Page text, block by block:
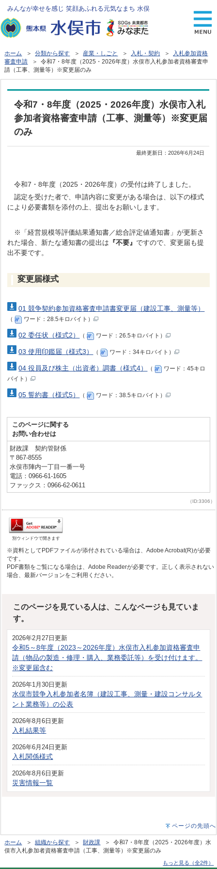
みんなが幸せを感じ 笑顔あふれる元気なまち 水俣
ホーム ＞分類から探す ＞ 産業・しごと ＞ 入札・契約 ＞
入札参加資格
審査申請 ＞ 令和7・8年度（2025・2026年度）水俣市入札参加者資格審査申
請（工事、測量等）※変更届のみ
令和7・8年度（2025・2026年度）水俣市入札
参加者資格審査申請（工事、測量等）※変更届
のみ
最終更新日：2026年6月24日
令和7・8年度（2025・2026年度）の受付は終了しました。
認定を受けた者で、申請内容に変更がある場合は、以下の様式
により必要書類を添付の上、提出をお願いします。
※「経営規模等評価結果通知書／総合評定値通知書」が更新さ
れた場合、新たな通知書の提出は 『不要』 ですので、変更届も提
出不要です。
変更届様式
01 競争契約参加資格審査申請書変更届（建設工事、測量等）
（ ワード：28.5キロバイト）
02 委任状（様式2） （ ワード：26.5キロバイト）
03 使用印鑑届（様式3） （ ワード：34キロバイト）
04 役員及び株主（出資者）調書（様式4） （
ワード：45キロ
バイト）
05 誓約書（様式5） （ ワード：38.5キロバイト）
このページに関する
お問い合わせは
財政課 契約管財係
〒867-8555
水俣市陣内一丁目一番一号
電話：0966-61-1605
ファックス：0966-62-0611
（ID:3306）
別ウィンドウで開きます
※資料としてPDFファイルが添付されている場合は、Adobe Acrobat(R)が必要
です。
PDF書類をご覧になる場合は、Adobe Readerが必要です。正しく表示されない
場合、最新バージョンをご利用ください。
このページを見ている人は、こんなページも見ていま
す。
2026年2月27日更新
令和5～8年度（2023～2026年度）水俣市入札参加資格審査申
請（物品の製造・修理・購入、業務委託等）を受け付けます。
※変更届含む
2026年1月30日更新
水俣市競争入札参加者名簿（建設工事、測量・建設コンサルタ
ント業務等）の公表
2026年8月6日更新
入札結果等
2026年6月24日更新
入札関係様式
2026年8月6日更新
災害情報一覧
ページの先頭へ
ホーム ＞組織から探す ＞財政課 ＞ 令和7・8年度（2025・2026年度）水
俣市入札参加者資格審査申請（工事、測量等）※変更届のみ
もっと見る（全2件）